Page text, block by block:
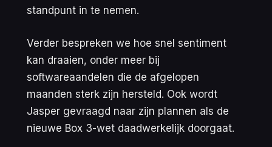
standpunt in te nemen.
Verder bespreken we hoe snel sentiment
kan draaien, onder meer bij
softwareaandelen die de afgelopen
maanden sterk zijn hersteld. Ook wordt
Jasper gevraagd naar zijn plannen als de
nieuwe Box 3-wet daadwerkelijk doorgaat.